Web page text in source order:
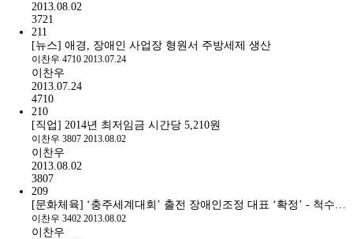
2013.08.02
3721
211
[뉴스] 애경, 장애인 사업장 형원서 주방세제 생산
이찬우 4710 2013.07.24
이찬우
2013.07.24
4710
210
[직업] 2014년 최저임금 시간당 5,210원
이찬우 3807 2013.08.02
이찬우
2013.08.02
3807
209
[문화체육] ‘충주세계대회’ 출전 장애인조정 대표 ‘확정’ - 척수…
이찬우 3402 2013.08.02
이찬우